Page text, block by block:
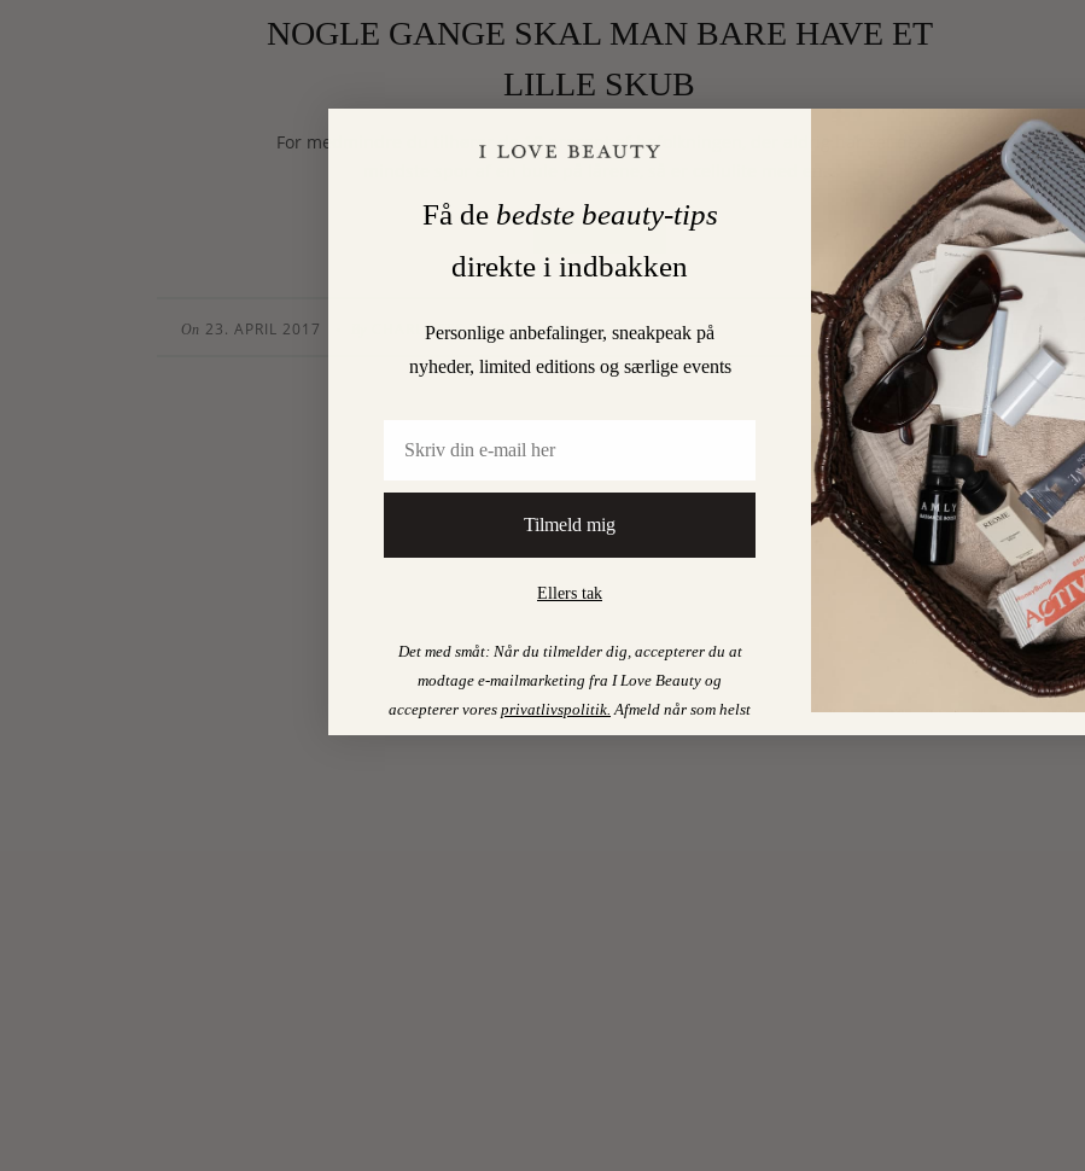
NOGLE GANGE SKAL MAN BARE HAVE ET
LILLE SKUB
For medmindre du tilhører de 10 procent af befolkningen, der aldrig har set det
On 23. APRIL 2017 CHARLOTTE TORPEGAARD 5
Få de bedste beauty-tips
direkte i indbakken
Personlige anbefalinger, sneakpeak på
nyheder, limited editions og særlige events
Tilmeld mig
Ellers tak
Det med småt: Når du tilmelder dig, accepterer du at
modtage e-mailmarketing fra I Love Beauty og
accepterer vores privatlivspolitik. Afmeld når som helst